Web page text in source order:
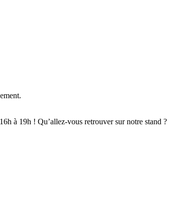
à 19h ! Qu’allez-vous retrouver sur notre stand ?